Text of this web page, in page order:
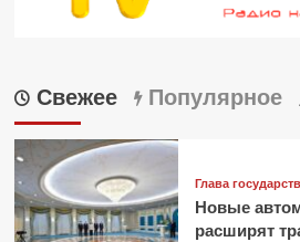
Свежее Популярное
Глава
Новые
расширят